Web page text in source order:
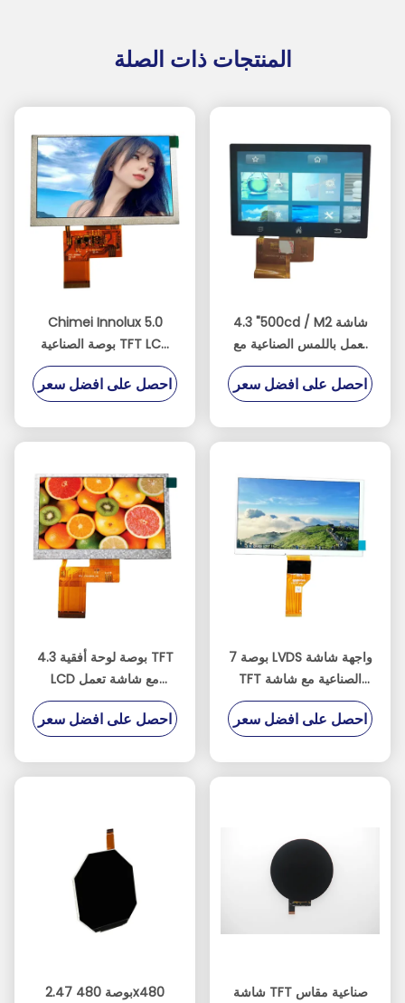
المنتجات ذات الصلة
Chimei Innolux 5.0
بوصة الصناعية TFT LCD
40pin واجهة RGB بدقة
800x480
احصل على افضل سعر
4.3 "500cd / M2 شاشة
تعمل باللمس الصناعية مع
ST7262E43 IC
احصل على افضل سعر
4.3 بوصة لوحة أفقية TFT
LCD مع شاشة تعمل
باللمس بالسعة المقاومة
احصل على افضل سعر
7 بوصة LVDS واجهة شاشة
TFT الصناعية مع شاشة
تعمل باللمس بالسعة
احصل على افضل سعر
2.47 بوصة 480x480
شاشة TFT صناعية مقاس